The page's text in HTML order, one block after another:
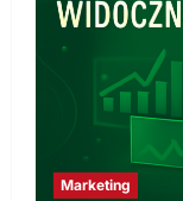
Marketing